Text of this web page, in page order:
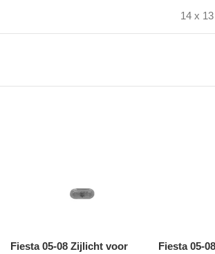
14 x
Fiesta 05-08 Zijlicht voor
Fiesta 05-